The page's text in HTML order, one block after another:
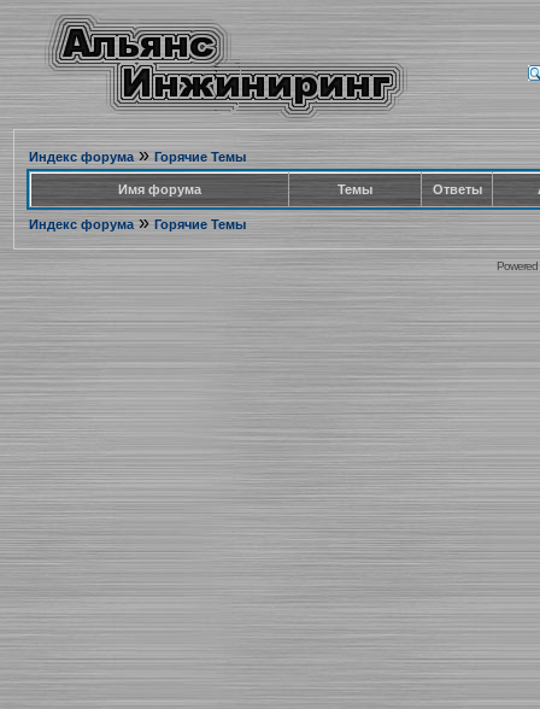
Индекс форума» Горячие Темы
Имя форума Темы Ответы
Индекс форума» Горячие Темы